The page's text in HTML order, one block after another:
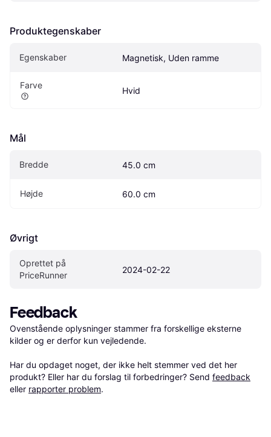
Produktegenskaber
Egenskaber Magnetisk, Uden ramme
Farve
Hvid
Mål
Bredde 45.0 cm
Højde 60.0 cm
Øvrigt
Oprettet på
PriceRunner
2024-02-22
Feedback
Ovenstående oplysninger stammer fra forskellige eksterne
kilder og er derfor kun vejledende.
Har du opdaget noget, der ikke helt stemmer ved det her
produkt? Eller har du forslag til forbedringer? Send feedback
eller rapporter problem.